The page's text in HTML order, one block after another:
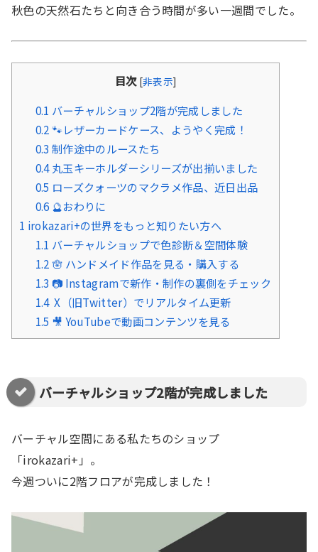
秋色の天然石たちと向き合う時間が多い一週間でした。
目次 [非表示]
0.1 バーチャルショップ2階が完成しました
0.2🐾レザーカードケース、ようやく完成！
0.3 制作途中のルースたち
0.4丸玉キーホルダーシリーズが出揃いました
0.5 ローズクォーツのマクラメ作品、近日出品
0.6 🔮おわりに
1 irokazari+の世界をもっと知りたい方へ
1.1 バーチャルショップで色診断＆空間体験
1.2 🪬 ハンドメイド作品を見る・購入する
1.3 📷 Instagramで新作・制作の裏側をチェック
1.4X（旧Twitter）でリアルタイム更新
1.5 🎥 YouTubeで動画コンテンツを見る
バーチャルショップ2階が完成しました
バーチャル空間にある私たちのショップ
「irokazari+」。
今週ついに2階フロアが完成しました！